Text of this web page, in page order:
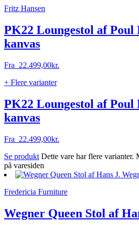
Fritz Hansen
PK22 Loungestol af
kanvas
Fra 22.499,00kr.
+ Flere varianter
PK22 Loungestol af
kanvas
Fra 22.499,00kr.
Se produkt Dette vare har flere
på varesiden
Fredericia Furniture
Wegner Queen Stol af